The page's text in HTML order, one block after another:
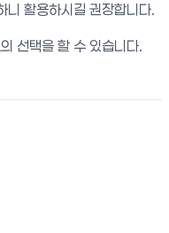
니 활용하시길 권장합니다.
선택을 할 수 있습니다.